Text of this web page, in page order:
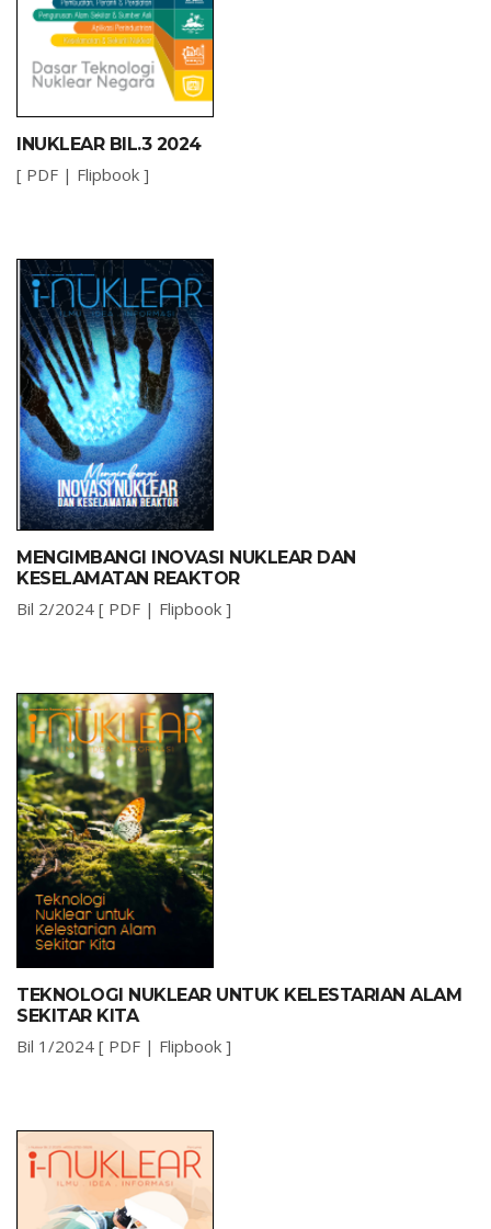
INUKLEAR BIL.3 2024
[ PDF | Flipbook ]
MENGIMBANGI INOVASI NUKLEAR DAN
KESELAMATAN REAKTOR
Bil 2/2024 [ PDF | Flipbook ]
TEKNOLOGI NUKLEAR UNTUK KELESTARIAN ALAM
SEKITAR KITA
Bil 1/2024 [ PDF | Flipbook ]